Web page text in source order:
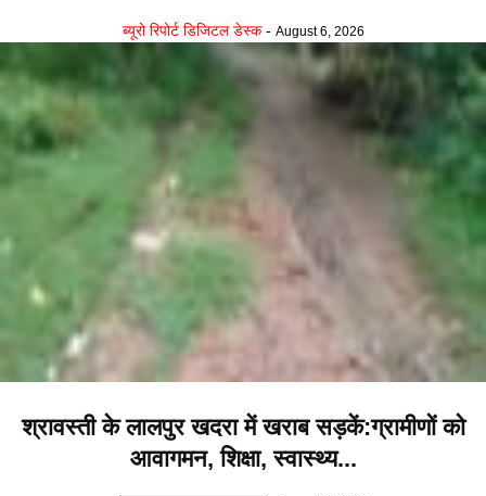
ब्यूरो रिपोर्ट डिजिटल डेस्क - August 6, 2026
श्रावस्ती के लालपुर खदरा में खराब सड़कें:ग्रामीणों को
आवागमन, शिक्षा, स्वास्थ्य...